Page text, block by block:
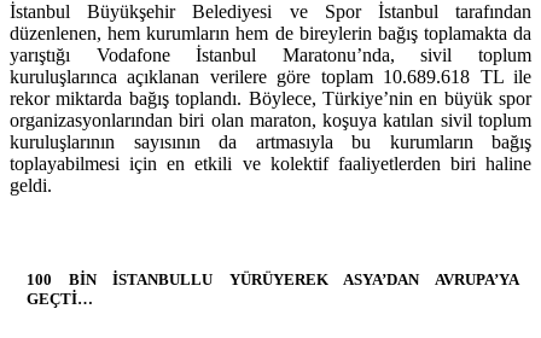
İstanbul Büyükşehir Belediyesi ve Spor İstanbul tarafından
düzenlenen, hem kurumların hem de bireylerin bağış toplamakta da
yarıştığı Vodafone İstanbul Maratonu’nda, sivil toplum
kuruluşlarınca açıklanan verilere göre toplam 10.689.618 TL ile
rekor miktarda bağış toplandı. Böylece, Türkiye’nin en büyük spor
organizasyonlarından biri olan maraton, koşuya katılan sivil toplum
kuruluşlarının sayısının da artmasıyla bu kurumların bağış
toplayabilmesi için en etkili ve kolektif faaliyetlerden biri haline
geldi.
100 BİN İSTANBULLU YÜRÜYEREK ASYA’DAN AVRUPA’YA
GEÇTİ…